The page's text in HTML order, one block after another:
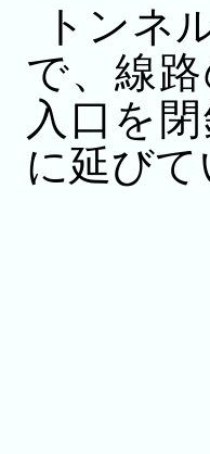
トンネ
で、線
入口を
に延びて